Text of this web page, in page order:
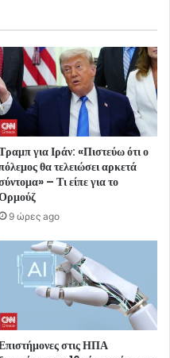
για Ιράν: «Πιστεύω ότι ο
θα τελειώσει αρκετά
– Τι είπε για το
9 ώρες ago
στις ΗΠΑ